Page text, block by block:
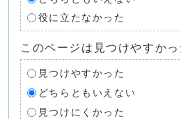
役に立たなかった
このページは見つけやすかっ
見つけやすかった
どちらともいえない
見つけにくかった